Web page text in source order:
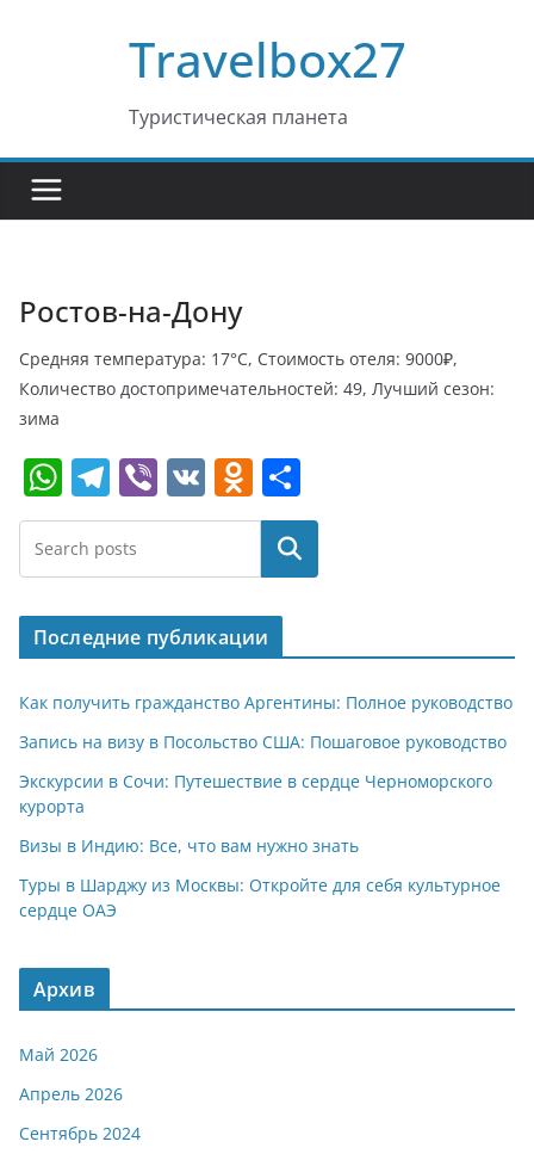
Travelbox27
Туристическая планета
Ростов-на-Дону
Средняя температура: 17°C, Стоимость отеля: 9000₽,
Количество достопримечательностей: 49, Лучший сезон:
зима
W
h
at
s
A
p
p
T
el
e
gr
a
m
Vi
b
V
K
O
d
o
kl
a
ss
ni
ki
т
п
р
в
и
т
ь
Поиск
Последние публикации
Как получить гражданство Аргентины: Полное руководство
Запись на визу в Посольство США: Пошаговое руководство
Экскурсии в Сочи: Путешествие в сердце Черноморского
курорта
Визы в Индию: Все, что вам нужно знать
Туры в Шарджу из Москвы: Откройте для себя культурное
сердце ОАЭ
Архив
Май 2026
Апрель 2026
Сентябрь 2024